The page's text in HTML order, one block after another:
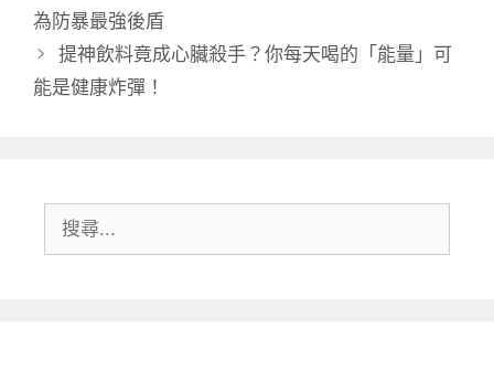
為防暴最強後盾
提神飲料竟成心臟殺手？你每天喝的「能量」可
能是健康炸彈！
尋: